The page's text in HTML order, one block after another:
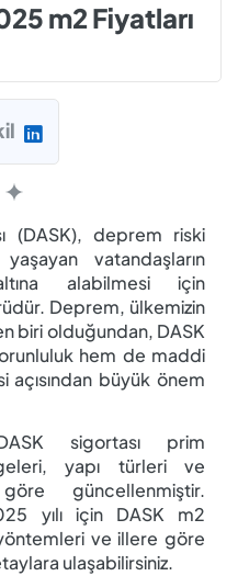
m2 Fiyatları
(DASK), deprem riski
vatandaşların
alabilmesi için
Deprem, ülkemizin
biri olduğundan, DASK
hem de maddi
açısından büyük önem
sigortası prim
yapı türleri ve
güncellenmiştir.
yılı için DASK m2
ve illere göre
ulaşabilirsiniz.